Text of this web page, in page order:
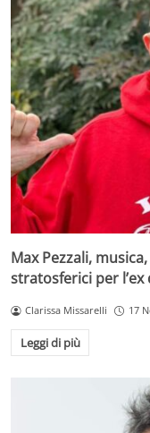
Max Pezzali,
stratosferici per l’ex
Clarissa Missarelli 17
Leggi di più